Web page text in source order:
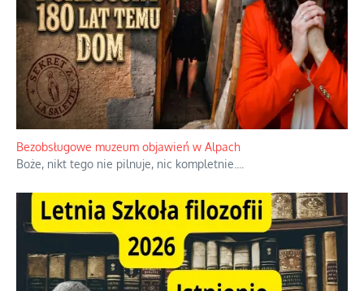
Bezobsługowe muzeum objawień w Alpach
Boże, nikt tego nie pilnuje, nic kompletnie.